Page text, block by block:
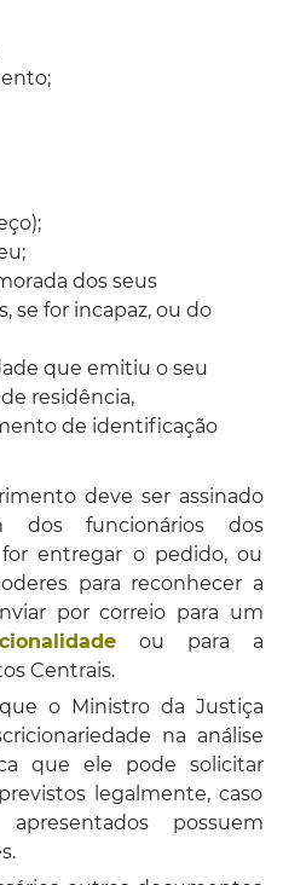
dos seus
se for incapaz, ou do
que emitiu o seu
residência,
de identificação
deve ser assinado
funcionários dos
entregar o pedido, ou
para reconhecer a
por correio para um
ou para a
Centrais.
o Ministro da Justiça
na análise
que ele pode solicitar
legalmente, caso
possuem